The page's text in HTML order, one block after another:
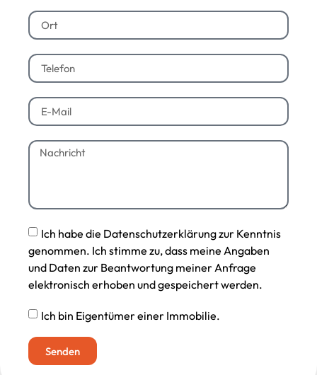
Ich habe die Datenschutzerklärung zur Kenntnis
genommen. Ich stimme zu, dass meine Angaben
und Daten zur Beantwortung meiner Anfrage
elektronisch erhoben und gespeichert werden.
Ich bin Eigentümer einer Immobilie.
Senden